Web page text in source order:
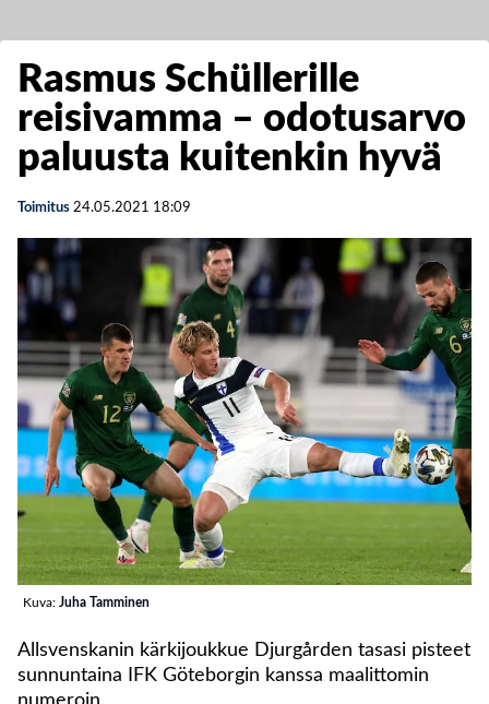
Rasmus Schüllerille
reisivamma – odotusarvo
paluusta kuitenkin hyvä
Toimitus 24.05.2021 18:09
Kuva: Juha Tamminen
Allsvenskanin kärkijoukkue Djurgården tasasi pisteet
sunnuntaina IFK Göteborgin kanssa maalittomin